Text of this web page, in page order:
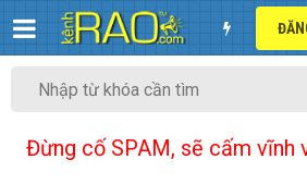
Đừng cố SPAM, sẽ cấm vĩnh